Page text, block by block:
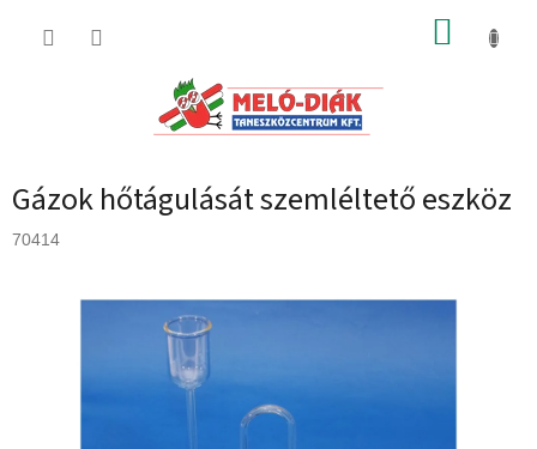
KOSÁR
Gázok hőtágulását szemléltető eszköz
70414